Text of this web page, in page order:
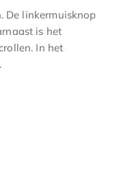
De linkermuisknop
is het
In het